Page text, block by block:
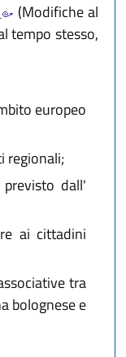
(Modifiche al
tempo stesso,
europeo
regionali;
dall'
ai cittadini
tra
bolognese e